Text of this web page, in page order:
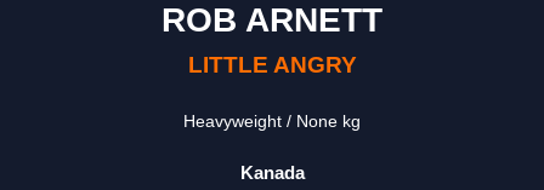
ROB ARNETT
LITTLE ANGRY
Heavyweight None kg
Kanada